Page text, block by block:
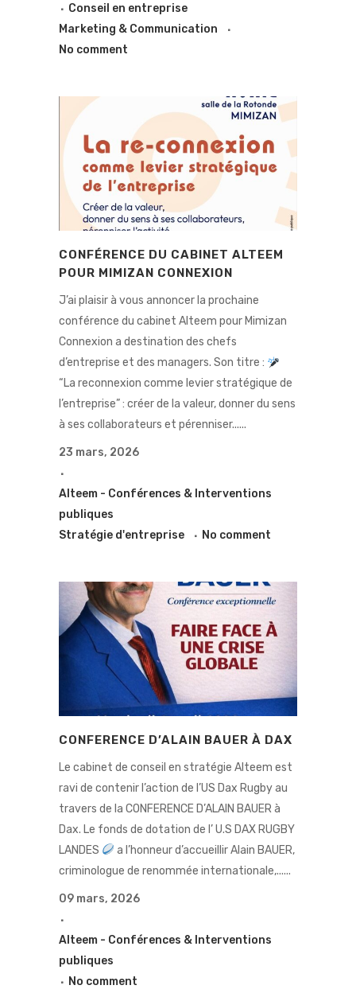
Conseil en entreprise
Marketing & Communication
No comment
CONFÉRENCE DU CABINET ALTEEM
POUR MIMIZAN CONNEXION
J’ai plaisir à vous annoncer la prochaine
conférence du cabinet Alteem pour Mimizan
Connexion a destination des chefs
d’entreprise et des managers. Son titre :
“La reconnexion comme levier stratégique de
l’entreprise” : créer de la valeur, donner du sens
à ses collaborateurs et pérenniser......
23 mars, 2026
Alteem - Conférences & Interventions
publiques
Stratégie d'entreprise
No comment
CONFERENCE D’ALAIN BAUER À DAX
Le cabinet de conseil en stratégie Alteem est
ravi de contenir l’action de l’US Dax Rugby au
travers de la CONFERENCE D’ALAIN BAUER à
Dax. Le fonds de dotation de l’ U.S DAX RUGBY
LANDES
a l’honneur d’accueillir Alain BAUER,
criminologue de renommée internationale,......
09 mars, 2026
Alteem - Conférences & Interventions
publiques
No comment